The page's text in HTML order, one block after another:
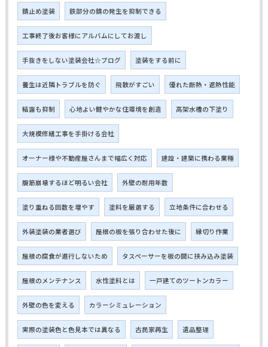
錆止め塗装 鉄部分の錆の発生を抑制できる
工事終了後お客様にアルバムにしてお渡し
手抜きをしない塗装会社☆ブログ 塗装をする前に
養生は近隣トラブルを防ぐ 飛散がすごい 優れた断熱・遮熱性能
結露も抑制 心地よい健やかな住環境を創造 高架水槽の下塗り
大規模修繕工事を手掛ける会社
オーナー様や不動産屋さんまで幅広く対応 建設・建築に携わる業種
腹筋崩壊するほど明るい会社 外壁の耐用年数
塗り重ねる回数を増やす 塗料を厳選する 立地条件に合わせる
外装塗装の業者選び 屋根の板を張り合わせた後に 縁切り作業
屋根の腐食が進行しないため タスペーサーを板の間に挟み込み塗装
屋根のメンテナンス 水性塗料とは 一戸建てのツートンカラー
外壁の色を変える カラーシミュレーション
実際の塗装色と色見本では異なる 古民家再生 遺品整理